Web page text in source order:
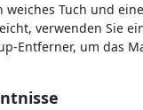
Tuch und
verwenden Sie
Entferner, um das